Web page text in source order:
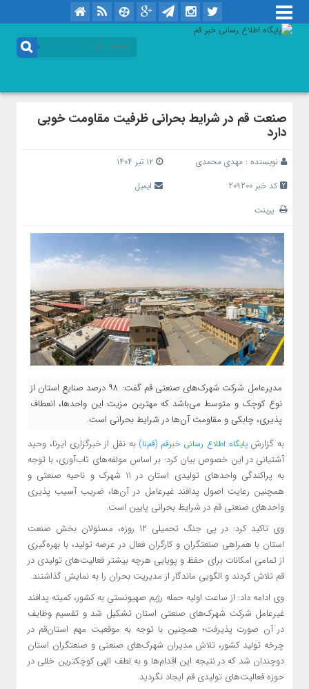
صنعت قم در شرایط بحرانی ظرفیت مقاومت خوبی
دارد
نویسنده : مهدی محمدی
۱۲ تیر ۱۴۰۴
کد خبر 209200
ایمیل
پرینت
مدیرعامل شرکت شهرک‌های صنعتی قم گفت: ۹۸ درصد صنایع استان از
نوع کوچک و متوسط می‌باشد که مهترین مزیت این واحدها، انعطاف
پذیری، چابکی و مقاومت آن‌ها در شرایط بحرانی است.
به گزارشپایگاه اطلاع رسانی خبرقم (قم‌نا)به نقل از خبرگزاری ایرنا، وحید
آشتیانی در این خصوص بیان کرد: بر اساس مولفه‌های تاب‌آوری، با توجه
به پراکندگی واحدهای تولیدی استان در ۱۱ شهرک و ناحیه صنعتی و
همچنین رعایت اصول پدافند غیرعامل در آن‌ها، ضریب آسیب پذیری
واحدهای صنعتی قم در شرایط بحرانی پایین است.
وی تاکید کرد: در پی جنگ تحمیلی ۱۲ روزه، مسئولان بخش صنعت
استان با همراهی صنعتگران و کارگران فعال در عرصه تولید، با بهره‌گیری
از تمامی امکانات برای حفظ و پویایی هرچه بیشتر فعالیت‌های تولیدی در
قم تلاش کردند و الگویی ماندگار از مدیریت بحران را به نمایش گذاشتند.
وی ادامه داد: از ساعت اولیه حمله رژیم صهیونستی به کشور، کمیته پدافند
غیرعامل شرکت شهرک‌های صنعتی استان تشکیل شد و تقسیم وظایف
در آن صورت پذیرفت؛ همچنین با توجه به موقعیت مهم استان‌قم در
چرخه تولید کشور، تلاش مدیران شهرک‌های صنعتی و صنعتگران استان
دوچندان شد که در نتیجه این اقدام‌ها و به لطف الهی کوچکترین خللی در
حوزه فعالیت‌های تولیدی قم ایجاد نگردید.